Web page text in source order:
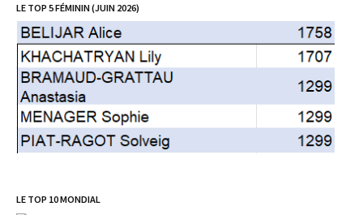
LE TOP 5 FÉMININ (JUIN 2026)
LE TOP 10 MONDIAL